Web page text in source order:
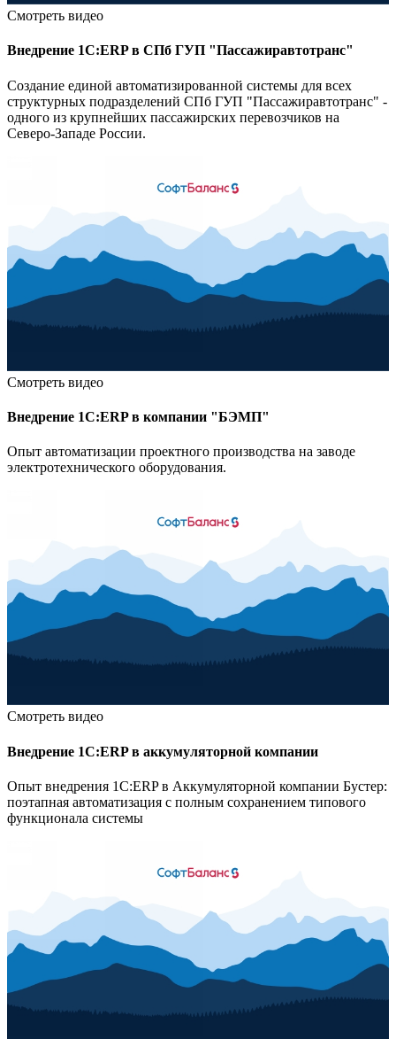
Смотреть видео
Внедрение 1С:ERP в СПб ГУП "Пассажиравтотранс"
Создание единой автоматизированной системы для всех
структурных подразделений СПб ГУП "Пассажиравтотранс" -
одного из крупнейших пассажирских перевозчиков на
Северо-Западе России.
Смотреть видео
Внедрение 1С:ERP в компании "БЭМП"
Опыт автоматизации проектного производства на заводе
электротехнического оборудования.
Смотреть видео
Внедрение 1С:ERP в аккумуляторной компании
Опыт внедрения 1C:ERP в Аккумуляторной компании Бустер:
поэтапная автоматизация с полным сохранением типового
функционала системы